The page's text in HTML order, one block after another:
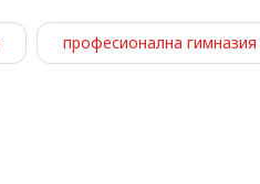
професионална гимназия